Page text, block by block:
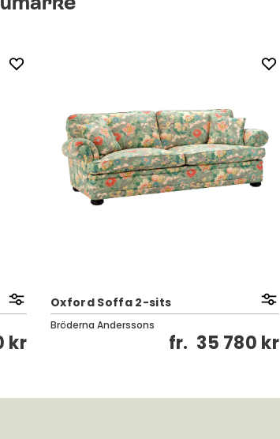
kr
Oxford Soffa 2-sits
Bröderna Anderssons
fr. 35 780 kr